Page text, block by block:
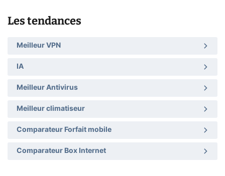
Les tendances
Meilleur VPN
IA
Meilleur Antivirus
Meilleur climatiseur
Comparateur Forfait mobile
Comparateur Box Internet